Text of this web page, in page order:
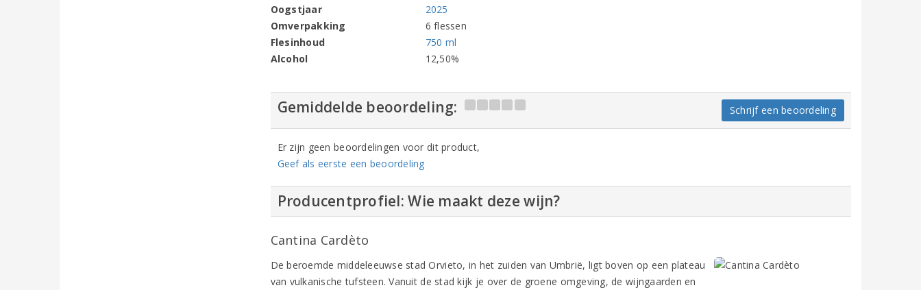
Oogstjaar
2025
Omverpakking
6 flessen
Flesinhoud
750 ml
Alcohol
12,50%
Gemiddelde beoordeling: Schrijf een beoordeling
Er zijn geen beoordelingen voor dit product,
Geef als eerste een beoordeling
Producentprofiel: Wie maakt deze wijn?
Cantina Cardèto
De beroemde middeleeuwse stad Orvieto, in het zuiden van Umbrië, ligt boven op een plateau
van vulkanische tufsteen. Vanuit de stad kijk je over de groene omgeving, de wijngaarden en